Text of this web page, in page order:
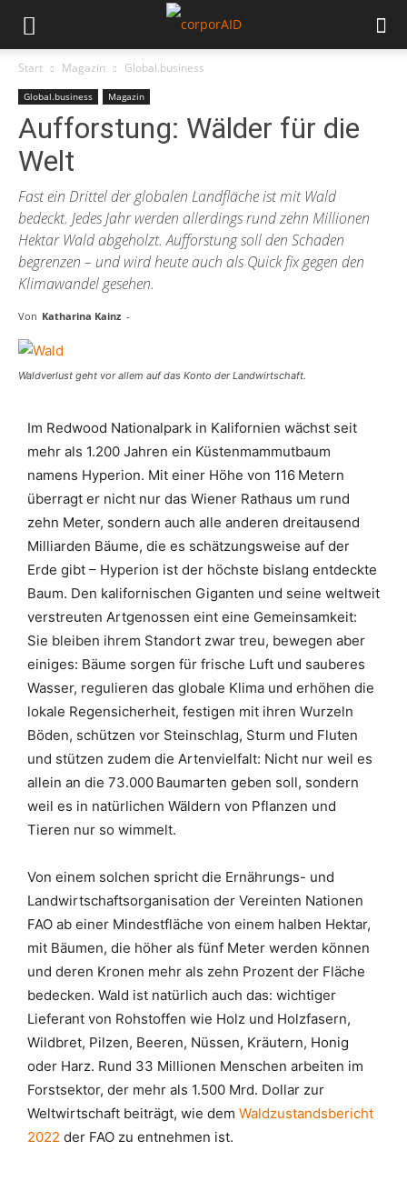
Start Magazin Global.business
Global.business Magazin
Aufforstung: Wälder für die
Welt
Fast ein Drittel der globalen Landfläche ist mit Wald
bedeckt. Jedes Jahr werden allerdings rund zehn Millionen
Hektar Wald abgeholzt. Aufforstung soll den Schaden
begrenzen – und wird heute auch als Quick fix gegen den
Klimawandel gesehen.
Von Katharina Kainz -
Waldverlust geht vor allem auf das Konto der Landwirtschaft.
Im Redwood Nationalpark in Kalifornien wächst seit
mehr als 1.200 Jahren ein Küstenmammutbaum
namens Hyperion. Mit einer Höhe von 116 Metern
überragt er nicht nur das Wiener Rathaus um rund
zehn Meter, sondern auch alle anderen dreitausend
Milliarden Bäume, die es schätzungsweise auf der
Erde gibt – Hyperion ist der höchste bislang entdeckte
Baum. Den kalifornischen Giganten und seine weltweit
verstreuten Artgenossen eint eine Gemeinsamkeit:
Sie bleiben ihrem Standort zwar treu, bewegen aber
einiges: Bäume sorgen für frische Luft und sauberes
Wasser, regulieren das globale Klima und erhöhen die
lokale Regensicherheit, festigen mit ihren Wurzeln
Böden, schützen vor Steinschlag, Sturm und Fluten
und stützen zudem die Artenvielfalt: Nicht nur weil es
allein an die 73.000 Baumarten geben soll, sondern
weil es in natürlichen Wäldern von Pflanzen und
Tieren nur so wimmelt.
Von einem solchen spricht die Ernährungs- und
Landwirtschaftsorganisation der Vereinten Nationen
FAO ab einer Mindestfläche von einem halben Hektar,
mit Bäumen, die höher als fünf Meter werden können
und deren Kronen mehr als zehn Prozent der Fläche
bedecken. Wald ist natürlich auch das: wichtiger
Lieferant von Rohstoffen wie Holz und Holzfasern,
Wildbret, Pilzen, Beeren, Nüssen, Kräutern, Honig
oder Harz. Rund 33 Millionen Menschen arbeiten im
Forstsektor, der mehr als 1.500 Mrd. Dollar zur
Weltwirtschaft beiträgt, wie dem Waldzustandsbericht
2022 der FAO zu entnehmen ist.